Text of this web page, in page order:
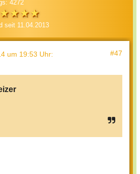
4272
seit 11.04.2013
um 19:53 Uhr: #47